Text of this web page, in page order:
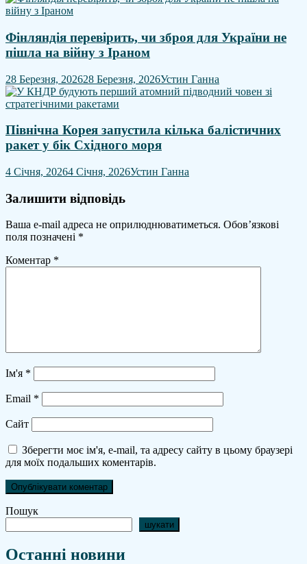
Фінляндія перевірить, чи зброя для України не
пішла на війну з Іраном
28 Березня, 202628 Березня, 2026Устин Ганна
Північна Корея запустила кілька балістичних
ракет у бік Східного моря
4 Січня, 20264 Січня, 2026Устин Ганна
Залишити відповідь
Ваша e-mail адреса не оприлюднюватиметься. Обов’язкові
поля позначені *
Коментар *
Ім'я *
Email *
Сайт
Зберегти моє ім'я, e-mail, та адресу сайту в цьому браузері
для моїх подальших коментарів.
Пошук
шукати
Останні новини